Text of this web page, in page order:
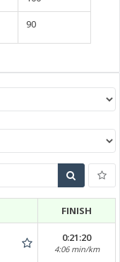
90
FINISH
0:21:20
4:06 min/km